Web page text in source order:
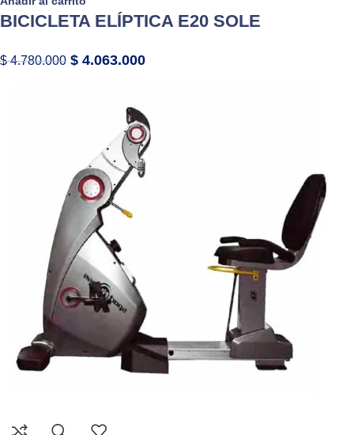
BICICLETA ELÍPTICA E20 SOLE
$4.780.000 $ 4.063.000